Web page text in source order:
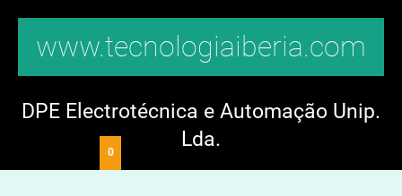
www.tecnologiaiberia.com
DPE Electrotécnica e Automação Unip.
Lda.
0